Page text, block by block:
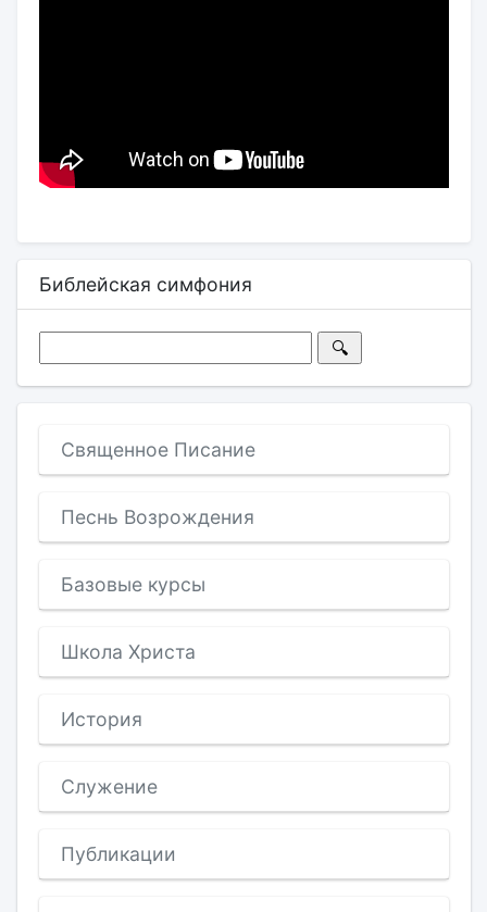
Библейская симфония
Священное Писание
Песнь Возрождения
Базовые курсы
Школа Христа
История
Служение
Публикации